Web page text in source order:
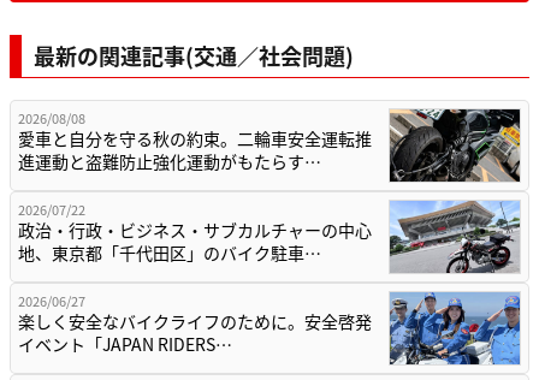
最新の関連記事(交通／社会問題)
2026/08/08
愛車と自分を守る秋の約束。二輪車安全運転推
進運動と盗難防止強化運動がもたらす…
2026/07/22
政治・行政・ビジネス・サブカルチャーの中心
地、東京都「千代田区」のバイク駐車…
2026/06/27
楽しく安全なバイクライフのために。安全啓発
イベント「JAPAN RIDERS…